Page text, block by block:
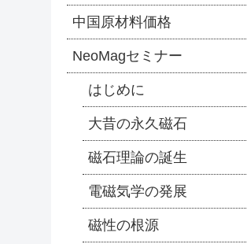
中国原材料価格
NeoMagセミナー
はじめに
大昔の永久磁石
磁石理論の誕生
電磁気学の発展
磁性の根源